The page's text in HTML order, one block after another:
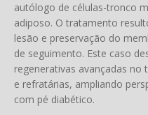
autólogo de células-tronco
adiposo. O tratamento
lesão e preservação do
de seguimento. Este caso
regenerativas avançadas
e refratárias, ampliando
com pé diabético.